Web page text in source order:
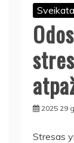
Sveikata
2025 29
Stresas